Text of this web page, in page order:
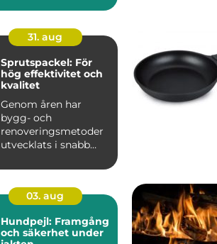
31. aug
Sprutspackel: För
hög effektivitet och
kvalitet
Genom åren har
bygg- och
renoveringsmetoder
utvecklats i snabb
teknologie...
03. aug
Hundpejl: Framgång
och säkerhet under